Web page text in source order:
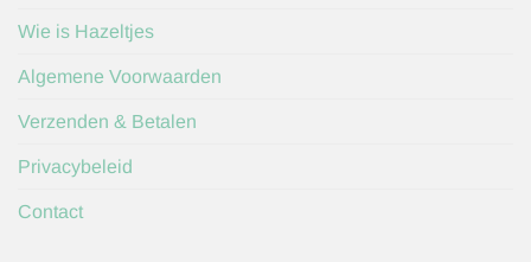
Wie is Hazeltjes
Algemene Voorwaarden
Verzenden & Betalen
Privacybeleid
Contact